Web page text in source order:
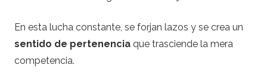
En esta lucha constante, se forjan lazos y se crea un
sentido de pertenencia que trasciende la mera
competencia.